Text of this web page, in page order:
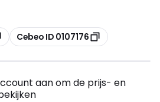
Kopiëren
Cebeo ID 0107176
aan om de prijs- en